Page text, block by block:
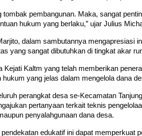
tombak pembangunan. Maka, sangat
hukum yang berlaku,” ujar Julius
dalam sambutannya mengapresiasi
yang sangat dibutuhkan di tingkat akar
Kejati Kaltm yang telah memberikan
yang jelas dalam mengelola dana
perangkat desa se-Kecamatan
pertanyaan terkait teknis
penyalahgunaan dana desa.
edukatif ini dapat memperkuat